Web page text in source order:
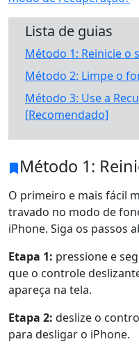
Lista de guias
Método 1: Reinicie o
Método 2: Limpe o
Método 3: Use a
[Recomendado]
Método 1:
O primeiro e mais fácil
travado no modo de
iPhone. Siga os passos
Etapa 1: pressione e
que o controle
apareça na tela.
Etapa 2: deslize o
para desligar o iPhone.